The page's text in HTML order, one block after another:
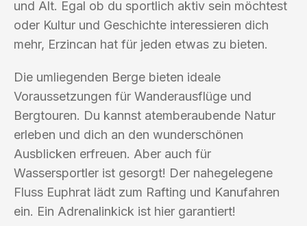
und Alt. Egal ob du sportlich aktiv sein möchtest
oder Kultur und Geschichte interessieren dich
mehr, Erzincan hat für jeden etwas zu bieten.
Die umliegenden Berge bieten ideale
Voraussetzungen für Wanderausflüge und
Bergtouren. Du kannst atemberaubende Natur
erleben und dich an den wunderschönen
Ausblicken erfreuen. Aber auch für
Wassersportler ist gesorgt! Der nahegelegene
Fluss Euphrat lädt zum Rafting und Kanufahren
ein. Ein Adrenalinkick ist hier garantiert!